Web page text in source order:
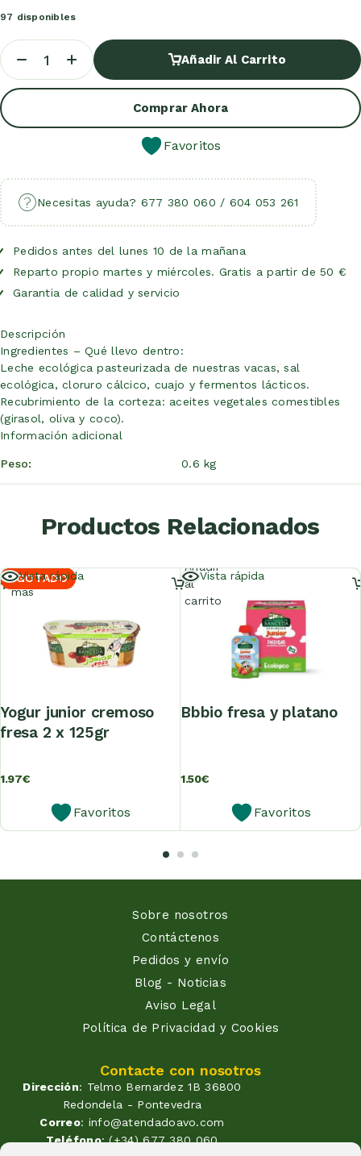
97 disponibles
Añadir Al Carrito
Comprar Ahora
Favoritos
Necesitas ayuda? 677 380 060 / 604 053 261
Pedidos antes del lunes 10 de la mañana
Reparto propio martes y miércoles. Gratis a partir de 50 €
Garantia de calidad y servicio
Descripción
Ingredientes – Qué llevo dentro:
Leche ecológica pasteurizada de nuestras vacas, sal
ecológica, cloruro cálcico, cuajo y fermentos lácticos.
Recubrimiento de la corteza: aceites vegetales comestibles
(girasol, oliva y coco).
Información adicional
Peso 0.6 kg
Productos Relacionados
AGOTADO
Vista rápida
yogur junior cremoso
fresa 2 x 125gr
1.97€
Favoritos
Leer
más
Vista rápida
bbbio fresa y platano
1.50€
Favoritos
Añadir
al
carrito
Sobre nosotros
Contáctenos
Pedidos y envío
Blog - Noticias
Aviso Legal
Política de Privacidad y Cookies
Contacte con nosotros
Dirección: Telmo Bernardez 1B 36800
Redondela - Pontevedra
Correo: info@atendadoavo.com
Teléfono: (+34) 677 380 060